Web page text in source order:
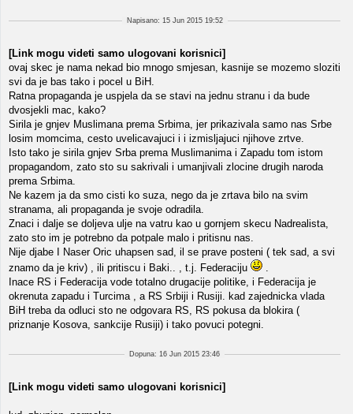
Napisano: 15 Jun 2015 19:52
[Link mogu videti samo ulogovani korisnici]
ovaj skec je nama nekad bio mnogo smjesan, kasnije se mozemo sloziti
svi da je bas tako i pocel u BiH.
Ratna propaganda je uspjela da se stavi na jednu stranu i da bude
dvosjekli mac, kako?
Sirila je gnjev Muslimana prema Srbima, jer prikazivala samo nas Srbe
losim momcima, cesto uvelicavajuci i i izmisljajuci njihove zrtve.
Isto tako je sirila gnjev Srba prema Muslimanima i Zapadu tom istom
propagandom, zato sto su sakrivali i umanjivali zlocine drugih naroda
prema Srbima.
Ne kazem ja da smo cisti ko suza, nego da je zrtava bilo na svim
stranama, ali propaganda je svoje odradila.
Znaci i dalje se doljeva ulje na vatru kao u gornjem skecu Nadrealista,
zato sto im je potrebno da potpale malo i pritisnu nas.
Nije djabe I Naser Oric uhapsen sad, il se prave posteni ( tek sad, a svi
znamo da je kriv) , ili pritiscu i Baki.. , t.j. Federaciju
.
Inace RS i Federacija vode totalno drugacije politike, i Federacija je
okrenuta zapadu i Turcima , a RS Srbiji i Rusiji. kad zajednicka vlada
BiH treba da odluci sto ne odgovara RS, RS pokusa da blokira (
priznanje Kosova, sankcije Rusiji) i tako povuci potegni.
Dopuna: 16 Jun 2015 23:46
[Link mogu videti samo ulogovani korisnici]